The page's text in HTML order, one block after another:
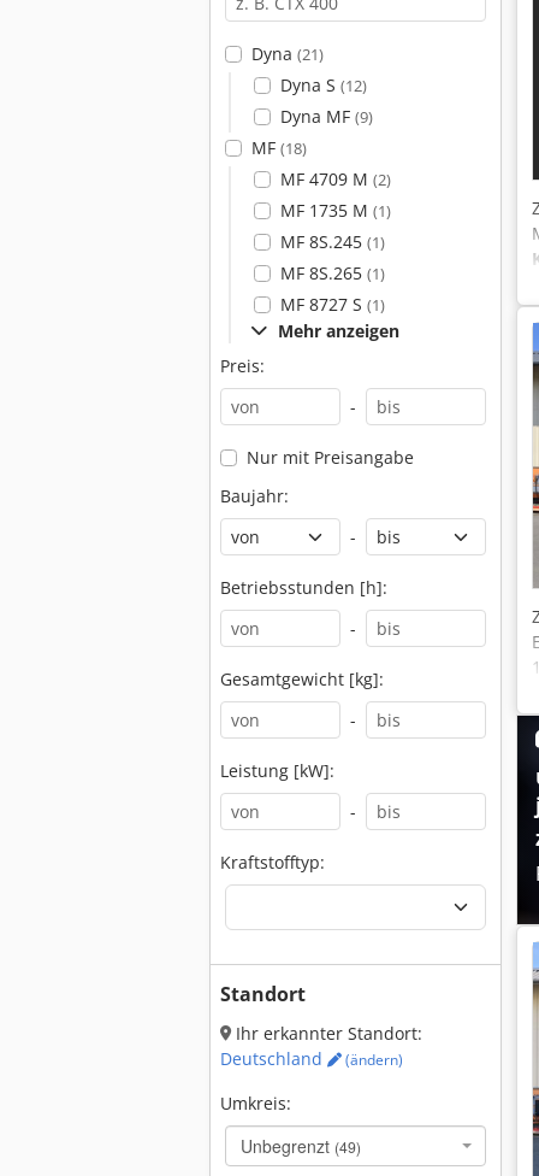
Dyna (21)
Dyna S (12)
Dyna MF (9)
MF (18)
MF 4709 M (2)
MF 1735 M (1)
MF 8S.245 (1)
MF 8S.265 (1)
MF 8727 S (1)
Mehr anzeigen
Preis:
-
Nur mit Preisangabe
Baujahr:
-
Betriebsstunden [h]:
-
Gesamtgewicht [kg]:
-
Leistung [kW]:
-
Kraftstofftyp:
Standort
Ihr erkannter Standort:
Deutschland
(ändern)
Umkreis:
Unbegrenzt (49)